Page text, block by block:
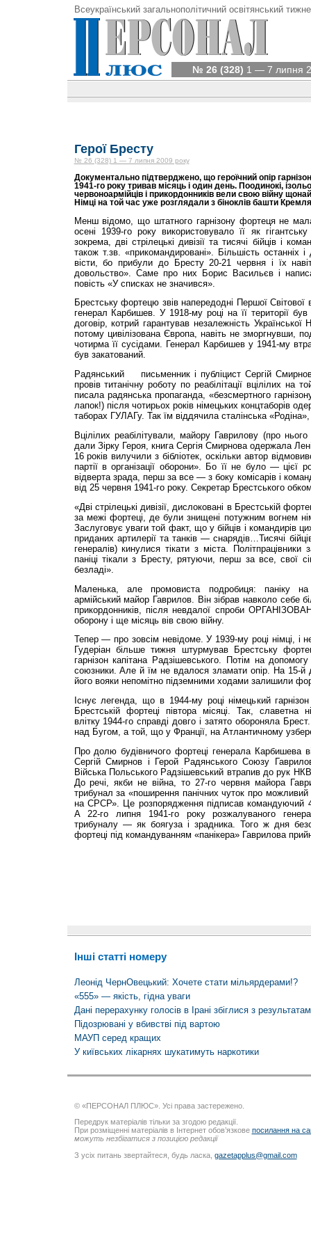
Всеукраїнський загальнополітичний освітянський
№ 26 (328) 1 — 7 липня
Герої Бресту
№ 26 (328) 1 — 7 липня 2009 року
Документально підтверджено, що героїчний опір
1941-го року тривав місяць і один день. Поодинокі,
червоноармійців і прикордонників вели свою війну
Німці на той час уже розглядали з біноклів башти
Менш відомо, що штатного гарнізону фортеця не
осені 1939-го року використовувало її як
зокрема, дві стрілецькі дивізії та тисячі бійців і
також т.зв. «прикомандировані». Більшість останніх
вісти, бо прибули до Бресту 20-21 червня і їх
довольство». Саме про них Борис Васильєв і
повість «У списках не значився».
Брестську фортецю звів напередодні Першої Світової
генерал Карбишев. У 1918-му році на її території
договір, котрий гарантував незалежність
потому цивілізована Європа, навіть не зморгнувши,
чотирма її сусідами. Генерал Карбишев у 1941-му
був закатований.
Радянськийписьменник і публіцист Сергій Смирнов
провів титанічну роботу по реабілітації вцілілих на
писала радянська пропаганда, «безсмертного
лапок!) після чотирьох років німецьких концтаборів
таборах ГУЛАГу. Так їм віддячила сталінська
Вцілілих реабілітували, майору Гаврилову (про
дали Зірку Героя, книга Сергія Смирнова одержала
16 років вилучили з бібліотек, оскільки автор
партії в організації оборони». Бо її не було — цієї
відверта зрада, перш за все — з боку комісарів і
від 25 червня 1941-го року. Секретар Брестського
«Дві стрілецькі дивізії, дислоковані в Брестській
за межі фортеці, де були знищені потужним вогнем
Заслуговує уваги той факт, що у бійців і командирів
приданих артилерії та танків — снарядів…Тисячі
генералів) кинулися тікати з міста. Політпрацівники
паніці тікали з Бресту, рятуючи, перш за все, свої
безладі».
Маленька, але промовиста подробиця: паніку на
армійський майор Гаврилов. Він зібрав навколо себе
прикордонників, після невдалої спроби
оборону і ще місяць вів свою війну.
Тепер — про зовсім невідоме. У 1939-му році німці, і
Гудеріан більше тижня штурмував Брестську
гарнізон капітана Радзішевського. Потім на
союзники. Але й їм не вдалося зламати опір. На 15-й
його вояки непомітно підземними ходами залишили
Існує легенда, що в 1944-му році німецький
Брестській фортеці півтора місяці. Так, славетна
влітку 1944-го справді довго і затято обороняла
над Бугом, а той, що у Франції, на Атлантичному
Про долю будівничого фортеці генерала Карбишева
Сергій Смирнов і Герой Радянського Союзу
Війська Польського Радзішевський втрапив до рук
До речі, якби не війна, то 27-го червня майора
трибунал за «поширення панічних чуток про
на СРСР». Це розпорядження підписав командуючий
А 22-го липня 1941-го року розжалуваного
трибуналу — як боягуза і зрадника. Того ж дня
фортеці під командуванням «панікера» Гаврилова
Інші статті номеру
Леонід ЧернОвецький: Хочете стати мільярдерами!?
«555» — якість, гідна уваги
Дані перерахунку голосів в Ірані збіглися з
Підозрювані у вбивстві під вартою
МАУП серед кращих
У київських лікарнях шукатимуть наркотики
© «ПЕРСОНАЛ ПЛЮС». Усі права застережено.
Передрук матеріалів тільки за згодою редакції.
При розміщенні матеріалів в Інтернет обов’язкове посилання на
можуть незбігатися з позицією редакції
З усіх питань звертайтеся, будь ласка, gazetapplus@gmail.com